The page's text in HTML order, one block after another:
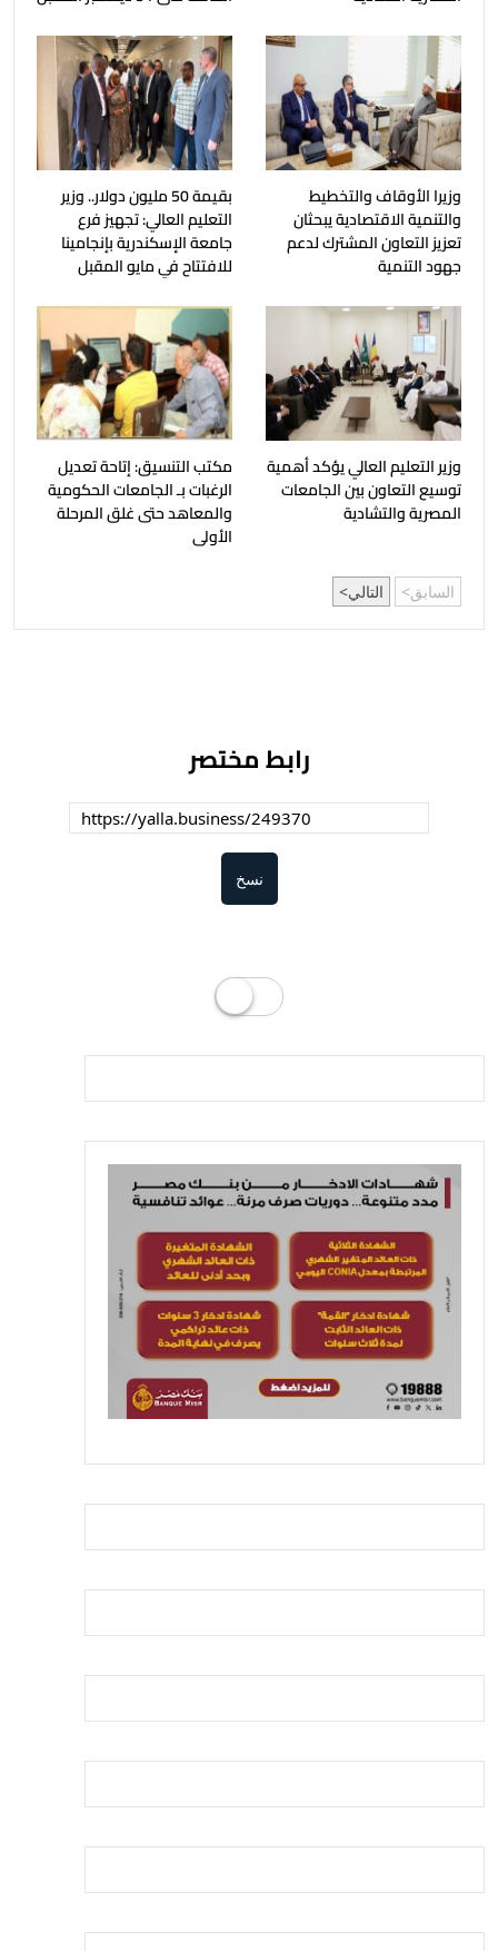
وزيرا الأوقاف والتخطيط
والتنمية الاقتصادية يبحثان
تعزيز التعاون المشترك لدعم
جهود التنمية
بقيمة 50 مليون دولار.. وزير
التعليم العالي: تجهيز فرع
جامعة الإسكندرية بإنجامينا
للافتتاح في مايو المقبل
وزير التعليم العالي يؤكد أهمية
توسيع التعاون بين الجامعات
المصرية والتشادية
مكتب التنسيق: إتاحة تعديل
الرغبات بـ الجامعات الحكومية
والمعاهد حتى غلق المرحلة
الأولى
السابق التالي
رابط مختصر
نسخ